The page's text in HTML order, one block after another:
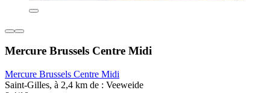
Mercure Brussels Centre Midi
Mercure Brussels Centre Midi
Saint-Gilles, à 2,4 km de : Veeweide